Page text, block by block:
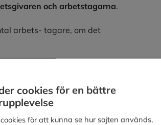
och arbetstagarna.
arbets- tagare, om det
samt följa
rör skyddet mot ohälsa och
cookies för en bättre
för att kunna se hur sajten används,